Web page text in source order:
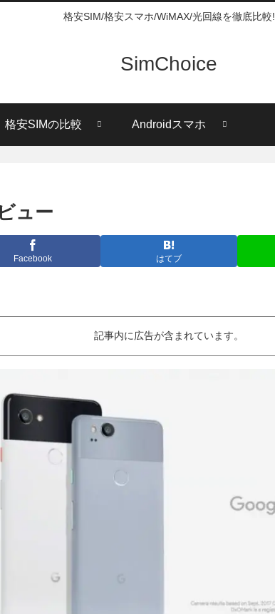
格安SIM/格安スマホ/WiMAX/光回線を徹底比較!
SimChoice
格安SIMの比較 Androidスマホ
ュー
Facebook はてブ
記事内に広告が含まれています。